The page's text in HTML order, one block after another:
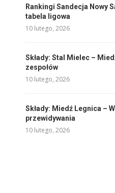
Rankingi Sandecja Nowy
tabela ligowa
10 lutego, 2026
Składy: Stal Mielec –
zespołów
10 lutego, 2026
Składy: Miedź Legnica –
przewidywania
10 lutego, 2026